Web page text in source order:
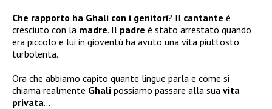
Che rapporto ha Ghali con i genitori? Il cantante è
cresciuto con la madre. Il padre è stato arrestato quando
era piccolo e lui in gioventù ha avuto una vita piuttosto
turbolenta.
Ora che abbiamo capito quante lingue parla e come si
chiama realmente Ghali possiamo passare alla sua vita
privata…